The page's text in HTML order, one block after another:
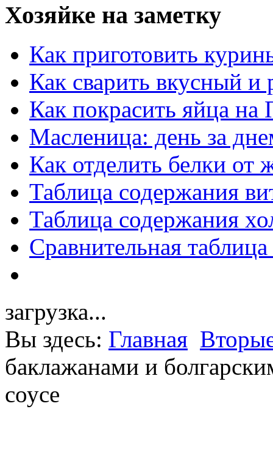
Хозяйке на заметку
Как приготовить
Как сварить вкусный и
Как покрасить яйца на
Масленица: день за
Как отделить белки от
Таблица содержания
Таблица содержания
Сравнительная
загрузка...
Вы здесь: Главная
баклажанами и
соусе